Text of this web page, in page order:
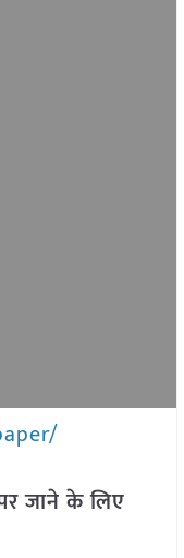
जाने के लिए